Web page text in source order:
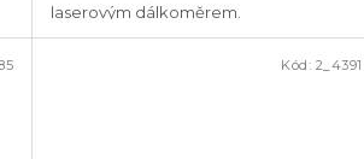
laserovým dálkoměrem.
Kód: 2_4391